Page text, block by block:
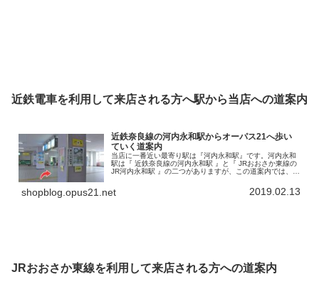
近鉄電車を利用して来店される方へ駅から当店への道案内
近鉄奈良線の河内永和駅からオーパス21へ歩い
ていく道案内
当店に一番近い最寄り駅は『河内永和駅』です。河内永和
駅は『 近鉄奈良線の河内永和駅 』と『 JRおおさか東線の
JR河内永和駅 』の二つがありますが、この道案内では、近
shopblog.opus21.net 2019.02.13
JRおおさか東線を利用して来店される方への道案内